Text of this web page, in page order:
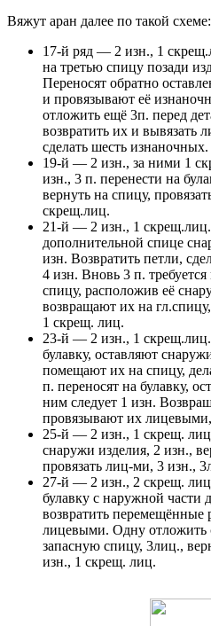
Вяжут аран далее по такой схеме:
17-й ряд — 2 изн., 1
на третью спицу позади
Переносят обратно
и провязывают её
отложить ещё 3п. перед
возвратить их и вывязать
сделать шесть изнаночных.
19-й — 2 изн., за ними 1
изн., 3 п. перенести на
вернуть на спицу,
скрещ.лиц.
21-й — 2 изн., 1
дополнительной спице
изн. Возвратить петли,
4 изн. Вновь 3 п.
спицу, расположив её
возвращают их на
1 скрещ. лиц.
23-й — 2 изн., 1
булавку, оставляют
помещают их на спицу,
п. переносят на булавку,
ним следует 1 изн.
провязывают их
25-й — 2 изн., 1 скрещ.
снаружи изделия, 2 изн.,
провязать лиц-ми, 3 изн.,
27-й — 2 изн., 2 скрещ.
булавку с наружной части
возвратить перемещённые
лицевыми. Одну отложить
запасную спицу, 3лиц.,
изн., 1 скрещ. лиц.